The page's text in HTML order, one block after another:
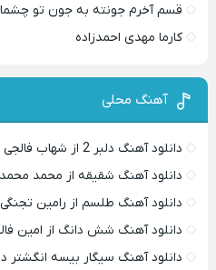
قسم آخرم جونته به جون تو
کارما مهدی احمدزاده
آهنگ محلی
دانلود آهنگ دلبر 2 از شهاب فالجی
دانلود آهنگ شقیقه از محمد
دانلود آهنگ طلسم از رامین تجنگی
دانلود آهنگ شش دانگ از امین
دانلود آهنگ سیگار بیسه